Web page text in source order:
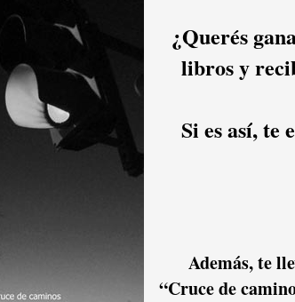
integrantes de la banda felices, tocando a
desatender la música, que tiene un muy buen
con tantos años en la ruta, que merecía una sala
debe haber detenido a varios) y que merece más
que todos puedan disfrutar de su buena música,
nombre.
¿Querés
libros y
Si es así, te
Además, te
“Cruce de